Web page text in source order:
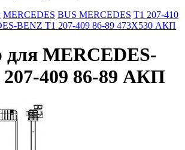
MERCEDES BUS MERCEDES T1 207-410
BENZ T1 207-409 86-89 473X530 АКП
для MERCEDES-
409 86-89 АКП